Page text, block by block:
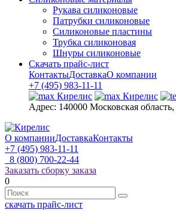
Рукава силиконовые
Патрубки силиконовые
Силиконовые пластины
Трубка силиконовая
Шнуры силиконовые
Скачать прайс-лист
КонтактыДоставкаО компании
+7 (495) 983-11-11
Адрес: 140000 Московская
О компанииДоставкаКонтакты
+7 (495) 983-11-11
8 (800) 700-22-44
Заказать сборку заказа
0
скачать прайс-лист